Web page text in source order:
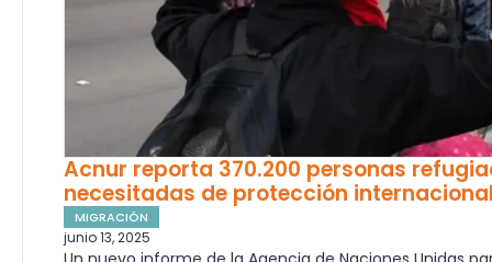
Acnur reporta 370.200 personas
necesitadas de protección
MIGRACIÓN
junio 13, 2025